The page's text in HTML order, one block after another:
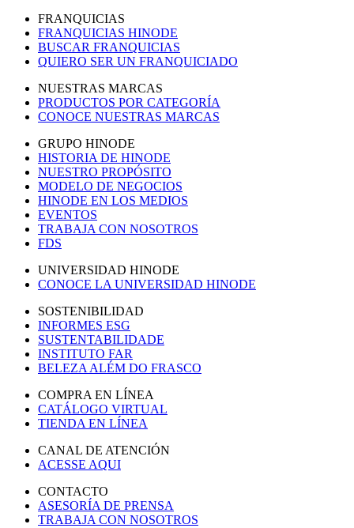
FRANQUICIAS
FRANQUICIAS HINODE
BUSCAR FRANQUICIAS
QUIERO SER UN FRANQUICIADO
NUESTRAS MARCAS
PRODUCTOS POR CATEGORÍA
CONOCE NUESTRAS MARCAS
GRUPO HINODE
HISTORIA DE HINODE
NUESTRO PROPÓSITO
MODELO DE NEGOCIOS
HINODE EN LOS MEDIOS
EVENTOS
TRABAJA CON NOSOTROS
FDS
UNIVERSIDAD HINODE
CONOCE LA UNIVERSIDAD HINODE
SOSTENIBILIDAD
INFORMES ESG
SUSTENTABILIDADE
INSTITUTO FAR
BELEZA ALÉM DO FRASCO
COMPRA EN LÍNEA
CATÁLOGO VIRTUAL
TIENDA EN LÍNEA
CANAL DE ATENCIÓN
ACESSE AQUI
CONTACTO
ASESORÍA DE PRENSA
TRABAJA CON NOSOTROS